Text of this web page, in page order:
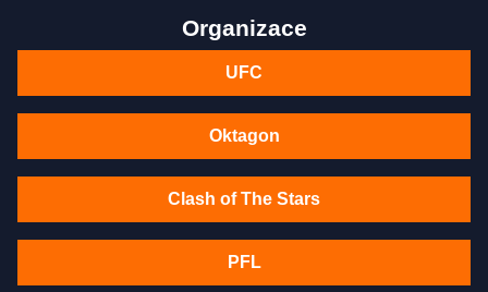
Organizace
UFC
Oktagon
Clash of The Stars
PFL